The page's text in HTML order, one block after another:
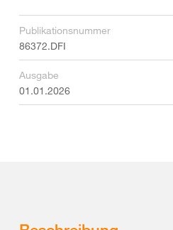
Publikationsnummer
86372.DFI
Ausgabe
01.01.2026